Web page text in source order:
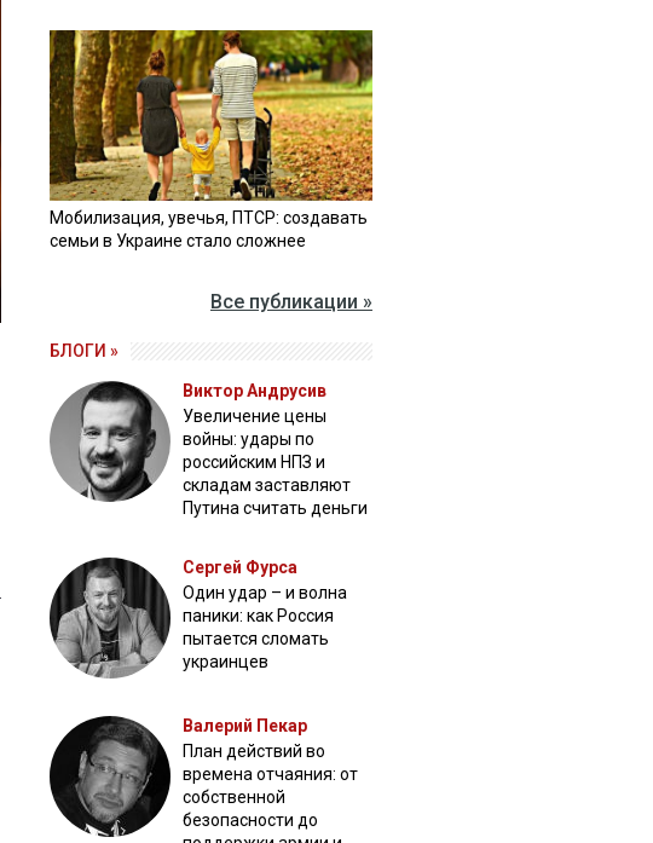
Мобилизация, увечья, ПТСР: создавать
семьи в Украине стало сложнее
Все публикации »
БЛОГИ »
Виктор Андрусив
Увеличение цены
войны: удары по
российским НПЗ и
складам заставляют
Путина считать деньги
Сергей Фурса
Один удар – и волна
паники: как Россия
пытается сломать
украинцев
Валерий Пекар
План действий во
времена отчаяния: от
собственной
безопасности до